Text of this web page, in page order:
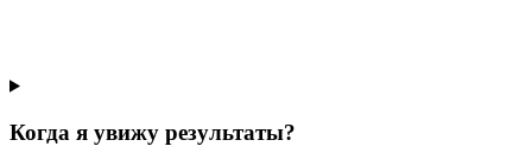
Когда я увижу результаты?